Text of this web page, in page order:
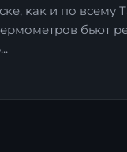
как и по всему
бьют